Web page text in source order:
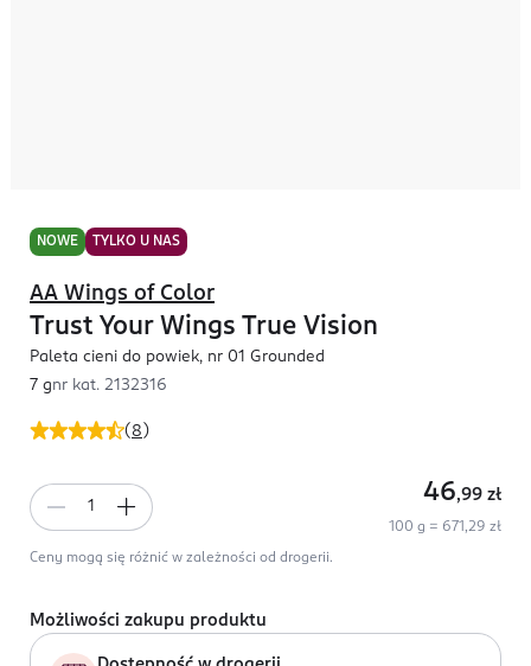
NOWE TYLKO U NAS
( 8 )
AA Wings of Color
Trust Your Wings True Vision
Paleta cieni do powiek, nr 01 Grounded
7 gnr kat. 2132316
46,99 zł
100 g = 671,29 zł
Ceny mogą się różnić w zależności od drogerii.
Możliwości zakupu produktu